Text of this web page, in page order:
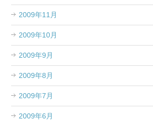
2009年11月
2009年10月
2009年9月
2009年8月
2009年7月
2009年6月